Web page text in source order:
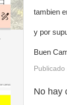
tambien
y por
Buen
Publicado
No hay